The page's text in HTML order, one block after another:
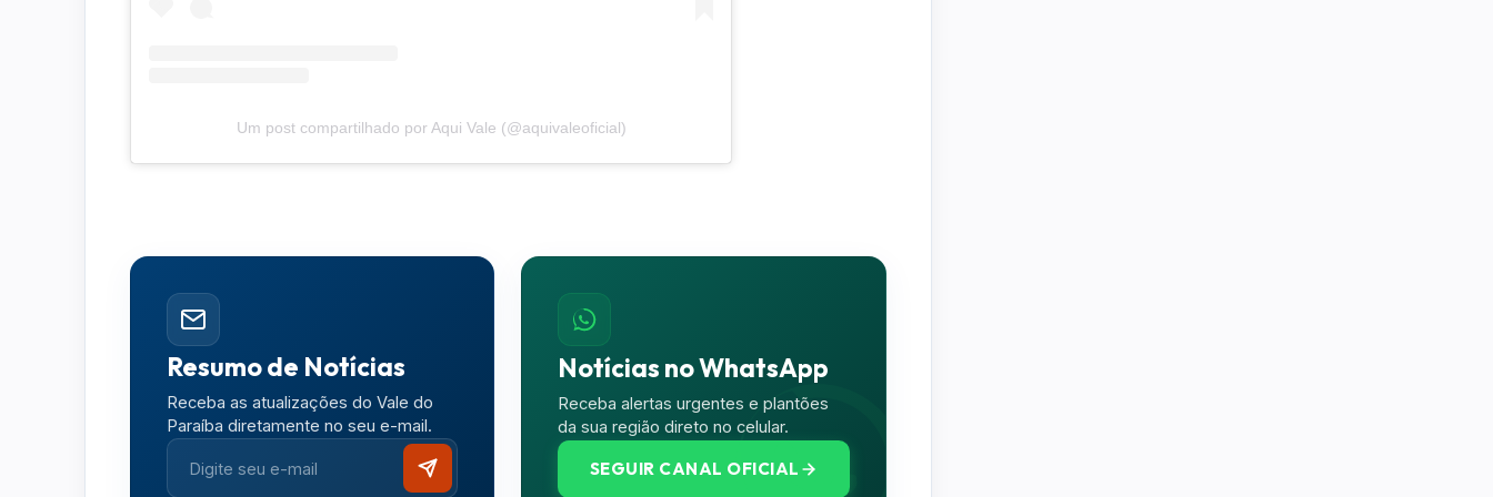
Um post compartilhado por Aqui Vale (@aquivaleoficial)
Resumo de Notícias
Receba as atualizações do Vale do
Paraíba diretamente no seu e-mail.
Notícias no WhatsApp
Receba alertas urgentes e plantões
da sua região direto no celular.
SEGUIR CANAL OFICIAL